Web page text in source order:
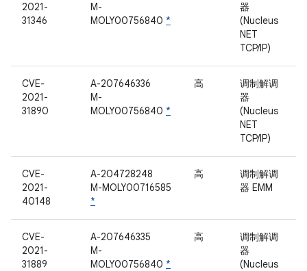
2021-
31346
M-
MOLY00756840 *
器
(Nucleus
NET
TCP/IP)
CVE-
2021-
31890
A-207646336
M-
MOLY00756840 *
高
调制解调
器
(Nucleus
NET
TCP/IP)
CVE-
2021-
40148
A-204728248
M-MOLY00716585
*
高
调制解调
器 EMM
CVE-
2021-
31889
A-207646335
M-
MOLY00756840 *
高
调制解调
器
(Nucleus